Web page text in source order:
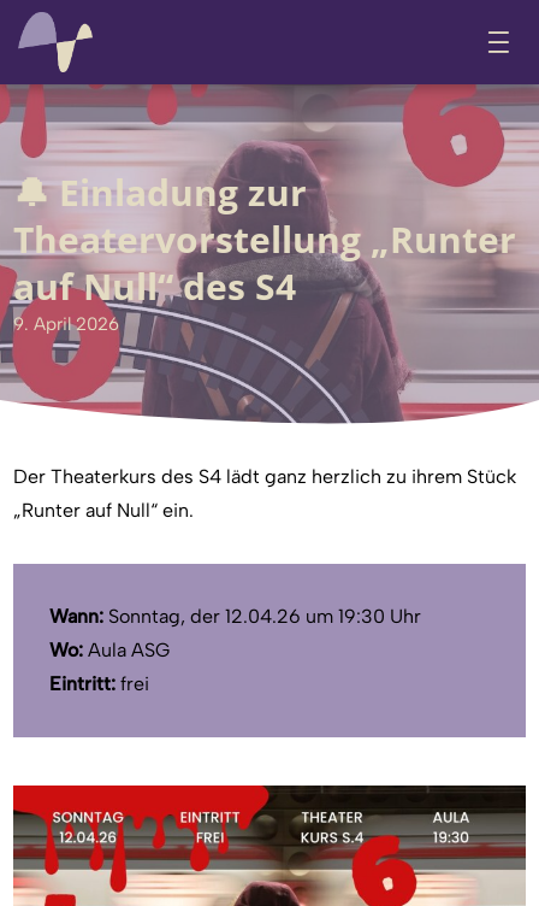
🔔 Einladung zur
Theatervorstellung „Runter
auf Null“ des S4
9. April 2026
Der Theaterkurs des S4 lädt ganz herzlich zu ihrem Stück
„Runter auf Null“ ein.
Wann: Sonntag, der 12.04.26 um 19:30 Uhr
Wo: Aula ASG
Eintritt: frei